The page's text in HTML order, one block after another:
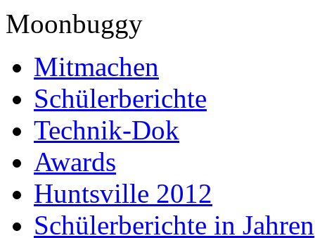
Moonbuggy
Mitmachen
Schülerberichte
Technik-Dok
Awards
Huntsville 2012
Schülerberichte in Jahren